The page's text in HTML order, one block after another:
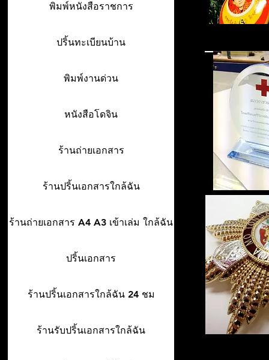
พิมพ์หนังสือราชการ
ปริ้นทะเบียนบ้าน
พิมพ์งานด่วน
หนังสือโดจิน
ร้านถ่ายเอกสาร
ร้านปริ้นเอกสารใกล้ฉัน
ร้านถ่ายเอกสาร A4 A3 เข้าเล่ม ใกล้ฉัน
ปริ้นเอกสาร
ร้านปริ้นเอกสารใกล้ฉัน 24 ชม
ร้านรับปริ้นเอกสารใกล้ฉัน